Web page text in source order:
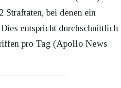
Straftaten, bei denen ein
entspricht durchschnittlich
pro Tag (Apollo News